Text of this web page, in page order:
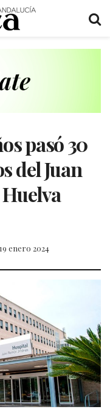
pasó 30
del Juan
enero 2024